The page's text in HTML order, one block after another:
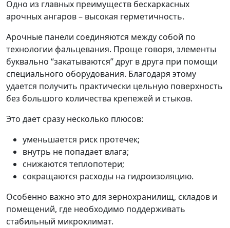
Одно из главных преимуществ бескаркасных
арочных ангаров – высокая герметичность.
Арочные панели соединяются между собой по
технологии фальцевания. Проще говоря, элементы
буквально “закатываются” друг в друга при помощи
специального оборудования. Благодаря этому
удается получить практически цельную поверхность
без большого количества крепежей и стыков.
Это дает сразу несколько плюсов:
уменьшается риск протечек;
внутрь не попадает влага;
снижаются теплопотери;
сокращаются расходы на гидроизоляцию.
Особенно важно это для зернохранилищ, складов и
помещений, где необходимо поддерживать
стабильный микроклимат.